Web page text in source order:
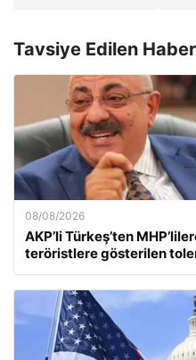
Tavsiye Edilen
08/08/2026
AKP’li Türkeş’ten
teröristlere gösterilen